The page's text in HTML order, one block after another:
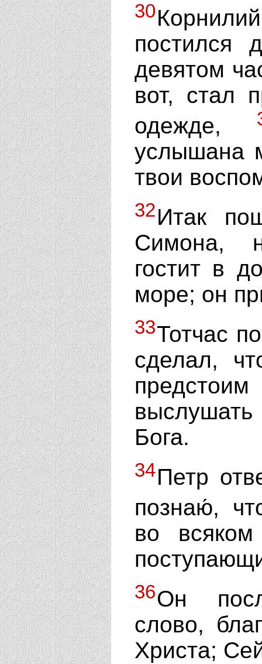
30
постился
девятом
вот, стал
одежде,
услышана
твои
32Итак
Симона,
гостит в
море; он
33Тотчас
сделал,
Бога.
34Петр
познаю́,
во
36Он
слово,
Христа;